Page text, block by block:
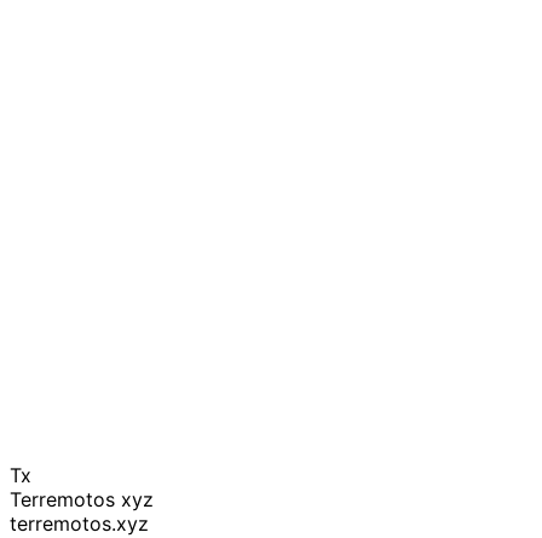
Tx
Terremotos xyz
terremotos.xyz